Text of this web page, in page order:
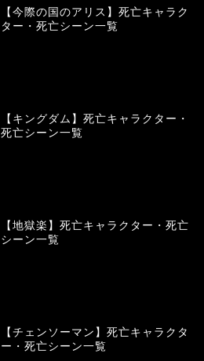
【今際の国のアリス】死亡キャラク
ター・死亡シーン一覧
【キングダム】死亡キャラクター・
死亡シーン一覧
【地獄楽】死亡キャラクター・死亡
シーン一覧
【チェンソーマン】死亡キャラクタ
ー・死亡シーン一覧